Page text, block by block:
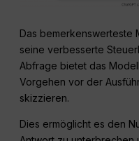
Das bemerkenswerteste
seine verbesserte
Abfrage bietet das
Vorgehen vor der
skizzieren.
Dies ermöglicht es den